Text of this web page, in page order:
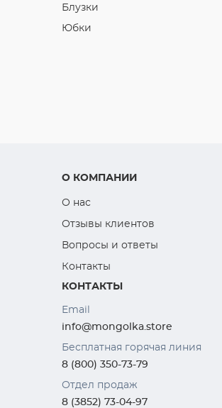
Блузки
Юбки
О КОМПАНИИ
О нас
Отзывы клиентов
Вопросы и ответы
Контакты
КОНТАКТЫ
Email
info@mongolka.store
Бесплатная горячая линия
8 (800) 350-73-79
Отдел продаж
8 (3852) 73-04-97